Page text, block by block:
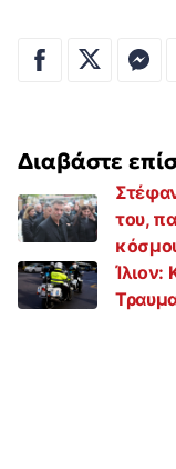
Διαβάστε
του,
Ίλιον: